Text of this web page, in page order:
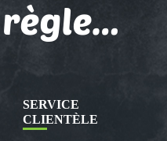
SERVICE
CLIENTÈLE